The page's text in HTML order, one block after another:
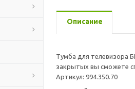
Описание
Тумба для телевизора
закрытых вы сможете
Артикул: 994.350.70